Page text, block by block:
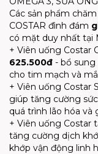
Các sản phẩm
COSTAR đình đám
có mặt duy nhất tại
+ Viên uống Costar
625.500đ - bổ
cho tim mạch và
+ Viên uống Costar
giúp tăng cường
quá trình lão hóa và
+ Viên uống Costar
tăng cường dịch
khớp vận động linh